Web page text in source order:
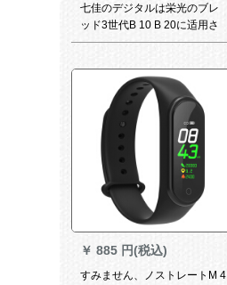
七佳のデジタルは栄光のブレ
ッド3世代B 10 B 20に适用さ
れます。ベルトの金属ボンボ
防ぎます。柔らかくて快适で
す。二色のシリカゲル黒のス
テアリングです。
￥ 885 円(税込)
すみません、ノストレートM 4